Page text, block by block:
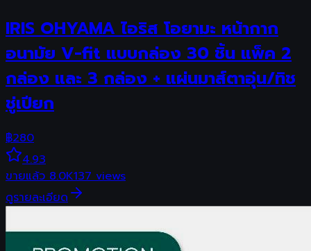
IRIS OHYAMA ไอริส โอยามะ หน้ากาก
อนามัย V-fit แบบกล่อง 30 ชิ้น แพ็ค 2
กล่อง และ 3 กล่อง + แผ่นมาส์ตาอุ่น/ทิช
ชู่เปียก
฿280
4.93
ขายแล้ว8.0K137views
ดูรายละเอียด